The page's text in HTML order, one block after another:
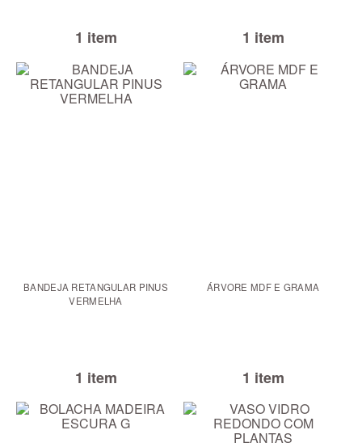
1 item 1 item
BANDEJA RETANGULAR PINUS
VERMELHA
1 item
ÁRVORE MDF E GRAMA
1 item